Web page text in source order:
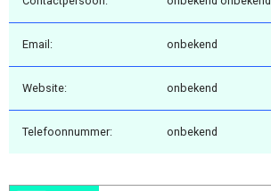
Email: onbekend
Website: onbekend
Telefoonnummer: onbekend